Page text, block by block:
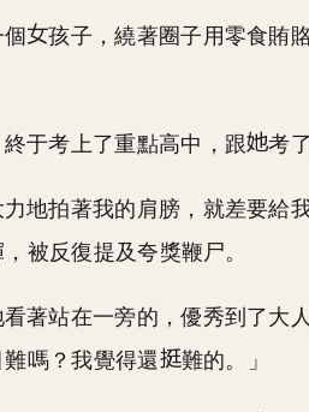
孩子，繞著圈子用零食賄
于考上了重點高中，跟 考
地拍著我的肩膀，就差要給
被反復提及夸獎鞭尸。
著站在一旁的，優秀到了大
嗎？我覺得還
難的。」